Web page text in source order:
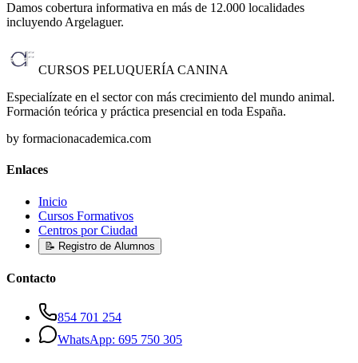
Damos cobertura informativa en más de 12.000 localidades
incluyendo Argelaguer.
CURSOS PELUQUERÍA CANINA
Especialízate en el sector con más crecimiento del mundo animal.
Formación teórica y práctica presencial en toda España.
by formacionacademica.com
Enlaces
Inicio
Cursos Formativos
Centros por Ciudad
📝 Registro de Alumnos
Contacto
854 701 254
WhatsApp: 695 750 305